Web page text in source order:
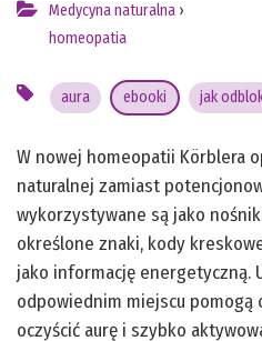
Medycyna naturalna ›
homeopatia
aura ebooki jak
W nowej homeopatii Körblera
naturalnej zamiast
wykorzystywane są jako
określone znaki, kody
jako informację energetyczną.
odpowiednim miejscu pomogą
oczyścić aurę i szybko